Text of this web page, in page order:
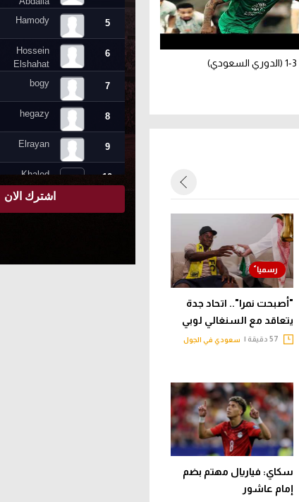
"أصبحت نمرا".. اتحاد جدة
يتعاقد مع السنغالي لوبي
سعودي في الجول
سكاي: فياريال مهتم بضم
إمام عاشور